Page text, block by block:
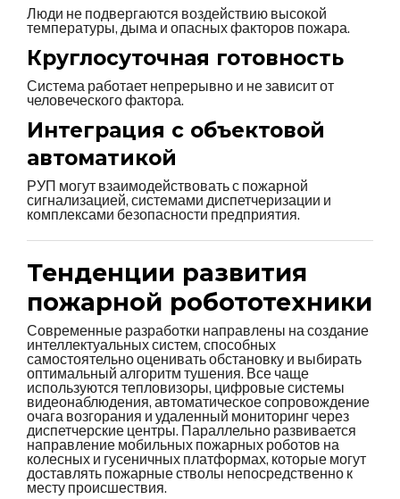
Люди не подвергаются воздействию высокой
температуры, дыма и опасных факторов пожара.
Круглосуточная готовность
Система работает непрерывно и не зависит от
человеческого фактора.
Интеграция с объектовой
автоматикой
РУП могут взаимодействовать с пожарной
сигнализацией, системами диспетчеризации и
комплексами безопасности предприятия.
Тенденции развития
пожарной робототехники
Современные разработки направлены на создание
интеллектуальных систем, способных
самостоятельно оценивать обстановку и выбирать
оптимальный алгоритм тушения. Все чаще
используются тепловизоры, цифровые системы
видеонаблюдения, автоматическое сопровождение
очага возгорания и удаленный мониторинг через
диспетчерские центры. Параллельно развивается
направление мобильных пожарных роботов на
колесных и гусеничных платформах, которые могут
доставлять пожарные стволы непосредственно к
месту происшествия.